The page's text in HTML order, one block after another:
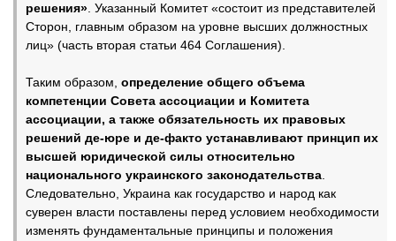
решения» . Указанный Комитет «состоит из представителей
Сторон, главным образом на уровне высших должностных
лиц» (часть вторая статьи 464 Соглашения).
Таким образом, определение общего объема
компетенции Совета ассоциации и Комитета
ассоциации, а также обязательность их правовых
решений де-юре и де-факто устанавливают принцип их
высшей юридической силы относительно
национального украинского законодательства
Следовательно, Украина как государство и народ как
суверен власти поставлены перед условием необходимости
изменять фундаментальные принципы и положения